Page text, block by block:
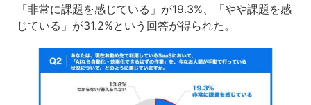
「非常に課題を感じている」が19.3%、「やや課題を感
じている」が31.2%という回答が得られた。